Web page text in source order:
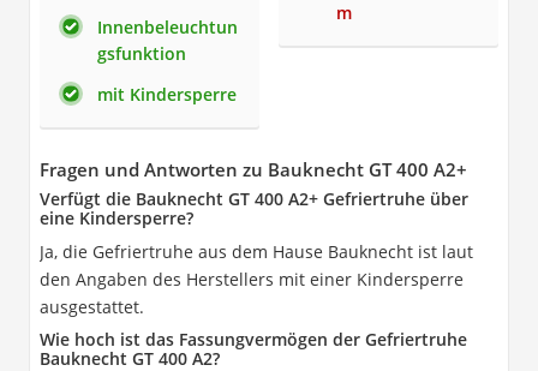
Innenbeleuchtun
gsfunktion
mit Kindersperre
m
Fragen und Antworten zu Bauknecht GT 400 A2+
Verfügt die Bauknecht GT 400 A2+ Gefriertruhe über
eine Kindersperre?
Ja, die Gefriertruhe aus dem Hause Bauknecht ist laut
den Angaben des Herstellers mit einer Kindersperre
ausgestattet.
Wie hoch ist das Fassungvermögen der Gefriertruhe
Bauknecht GT 400 A2?